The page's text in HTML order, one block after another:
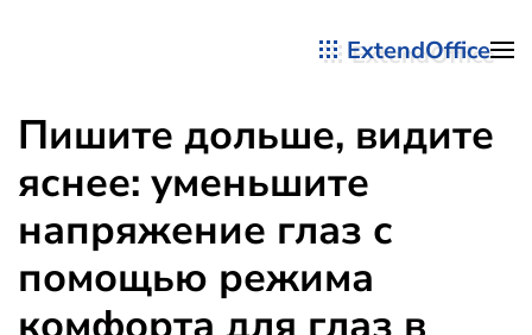
ExtendOffice
Пишите дольше, видите
яснее: уменьшите
напряжение глаз с
помощью режима